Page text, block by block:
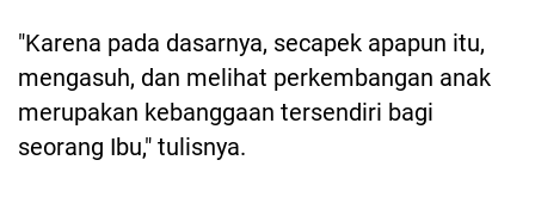
"Karena pada dasarnya, secapek apapun itu,
mengasuh, dan melihat perkembangan anak
merupakan kebanggaan tersendiri bagi
seorang Ibu," tulisnya.